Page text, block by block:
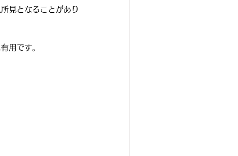
見となることがあり
用です。